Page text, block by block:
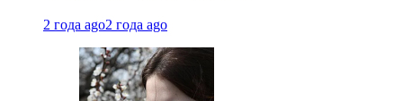
2 года ago2 года ago